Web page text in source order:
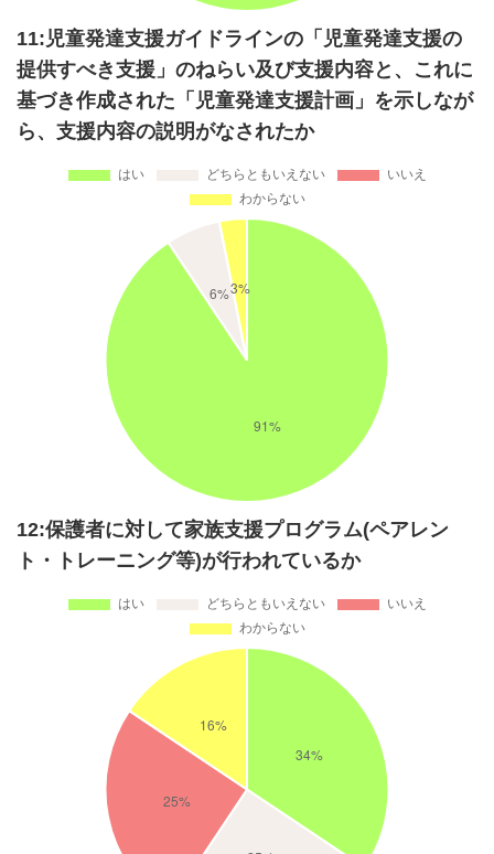
11:児童発達支援ガイドラインの「児童発達支援の
提供すべき支援」のねらい及び支援内容と、これに
基づき作成された「児童発達支援計画」を示しなが
ら、支援内容の説明がなされたか
12:保護者に対して家族支援プログラム(ペアレン
ト・トレーニング等)が行われているか